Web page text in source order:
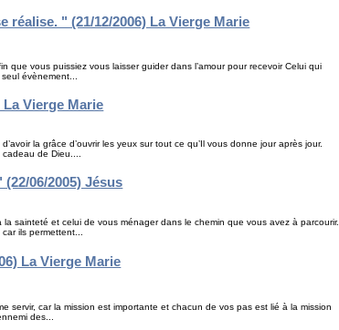
réalise. " (21/12/2006) La Vierge Marie
vous puissiez vous laisser guider dans l’amour pour recevoir Celui qui
seul évènement...
Vierge Marie
la grâce d’ouvrir les yeux sur tout ce qu’Il vous donne jour après jour.
cadeau de Dieu....
06/2005) Jésus
sainteté et celui de vous ménager dans le chemin que vous avez à parcourir.
ils permettent...
La Vierge Marie
servir, car la mission est importante et chacun de vos pas est lié à la mission
des...